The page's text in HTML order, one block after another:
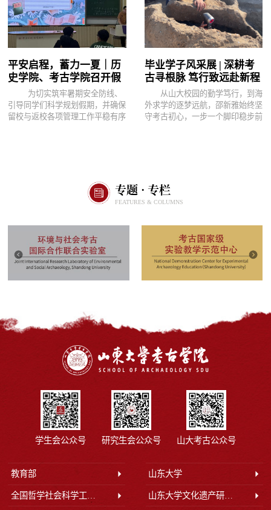
平安启程，蓄力一夏｜历
史学院、考古学院召开假
前主题班会
为切实筑牢暑期安全防线、
引导同学们科学规划假期，并确保
留校与返校各项管理工作平稳有序
育方面，刘紫奕围绕校园、金融与
出行三重维度展开了细致讲解，重
惕各类诈骗陷阱，...
毕业学子风采展 | 深耕考
古寻根脉 笃行致远赴新程
从山大校园的勤学笃行，到海
外求学的逐梦远航，邵新雅始终坚
守考古初心，一步一个脚印稳步前
想、勇毅前行。
专题 · 专栏
FEATURES & COLUMNS
学生会公众号 研究生会公众号 山大考古公众号
教育部 山东大学